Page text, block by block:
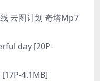
云图计划 奇塔Mp7
day [20P-
4.1MB]